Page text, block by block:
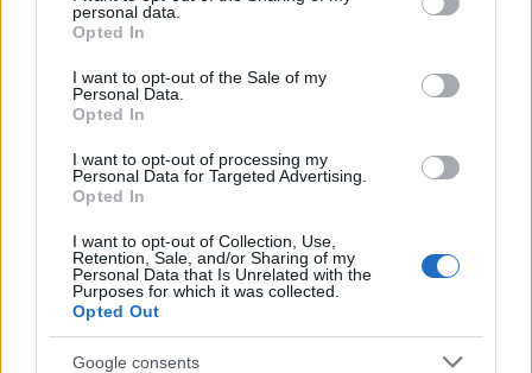
grant or deny consent to Google and its third-party tags to
use your data for below specified purposes in below Google
consent section.
personal data.
Opted In
I want to opt-out of the Sale of my
Personal Data.
Opted In
I want to opt-out of processing my
Personal Data for Targeted Advertising.
Opted In
I want to opt-out of Collection, Use,
Retention, Sale, and/or Sharing of my
Personal Data that Is Unrelated with the
Purposes for which it was collected.
Opted Out
Google consents
Continua a leggere
CAMPIONATI E COMPETIZIONI